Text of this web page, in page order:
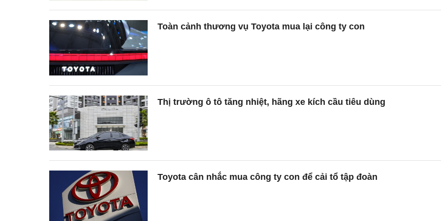
Toàn cảnh thương vụ Toyota mua lại công ty con
Thị trường ô tô tăng nhiệt, hãng xe kích cầu tiêu dùng
Toyota cân nhắc mua công ty con để cải tổ tập đoàn